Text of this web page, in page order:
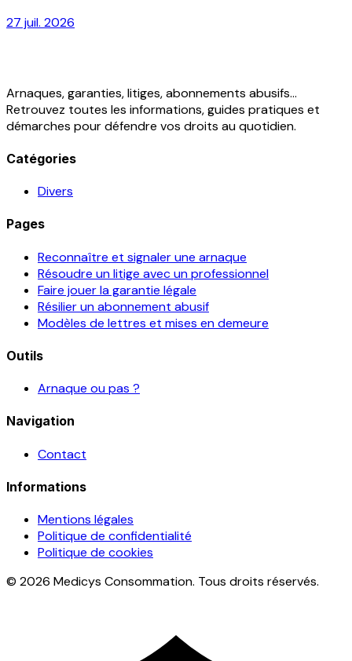
27 juil. 2026
Arnaques, garanties, litiges, abonnements abusifs...
Retrouvez toutes les informations, guides pratiques et
démarches pour défendre vos droits au quotidien.
Catégories
Divers
Pages
Reconnaître et signaler une arnaque
Résoudre un litige avec un professionnel
Faire jouer la garantie légale
Résilier un abonnement abusif
Modèles de lettres et mises en demeure
Outils
Arnaque ou pas ?
Navigation
Contact
Informations
Mentions légales
Politique de confidentialité
Politique de cookies
© 2026 Medicys Consommation. Tous droits réservés.